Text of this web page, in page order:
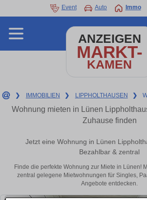
Event Auto Immo
ANZEIGEN
MARKT-
KAMEN
❯ IMMOBILIEN ❯ LIPPHOLTHAUSEN ❯
Wohnung mieten in Lünen
Zuhause finden
Jetzt eine Wohnung in Lünen
Bezahlbar & zentral
Finde die perfekte Wohnung zur Miete in Lünen!
zentral gelegene Mietwohnungen für Singles,
Angebote entdecken.